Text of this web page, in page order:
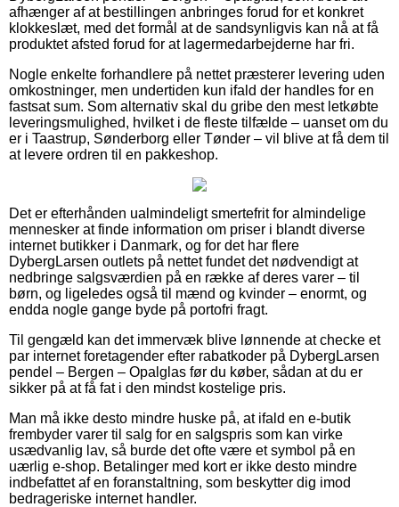
afhænger af at bestillingen anbringes forud for et konkret
klokkeslæt, med det formål at de sandsynligvis kan nå at få
produktet afsted forud for at lagermedarbejderne har fri.
Nogle enkelte forhandlere på nettet præsterer levering uden
omkostninger, men undertiden kun ifald der handles for en
fastsat sum. Som alternativ skal du gribe den mest letkøbte
leveringsmulighed, hvilket i de fleste tilfælde – uanset om du
er i Taastrup, Sønderborg eller Tønder – vil blive at få dem til
at levere ordren til en pakkeshop.
Det er efterhånden ualmindeligt smertefrit for almindelige
mennesker at finde information om priser i blandt diverse
internet butikker i Danmark, og for det har flere
DybergLarsen outlets på nettet fundet det nødvendigt at
nedbringe salgsværdien på en række af deres varer – til
børn, og ligeledes også til mænd og kvinder – enormt, og
endda nogle gange byde på portofri fragt.
Til gengæld kan det immervæk blive lønnende at checke et
par internet foretagender efter rabatkoder på DybergLarsen
pendel – Bergen – Opalglas før du køber, sådan at du er
sikker på at få fat i den mindst kostelige pris.
Man må ikke desto mindre huske på, at ifald en e-butik
frembyder varer til salg for en salgspris som kan virke
usædvanlig lav, så burde det ofte være et symbol på en
uærlig e-shop. Betalinger med kort er ikke desto mindre
indbefattet af en foranstaltning, som beskytter dig imod
bedrageriske internet handler.